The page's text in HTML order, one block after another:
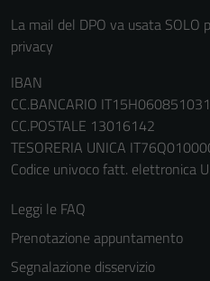
La mail del DPO va usata SOLO
privacy
IBAN
CC.BANCARIO
CC.POSTALE 13016142
TESORERIA UNICA
Codice univoco fatt. elettronica
Leggi le FAQ
Prenotazione appuntamento
Segnalazione disservizio